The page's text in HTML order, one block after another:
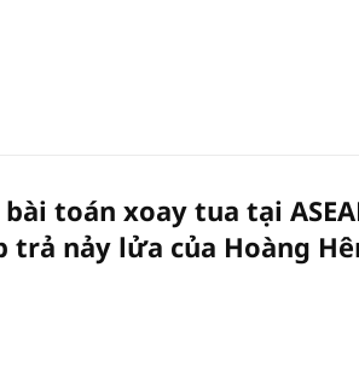
toán xoay tua tại
trả nảy lửa của Hoàng